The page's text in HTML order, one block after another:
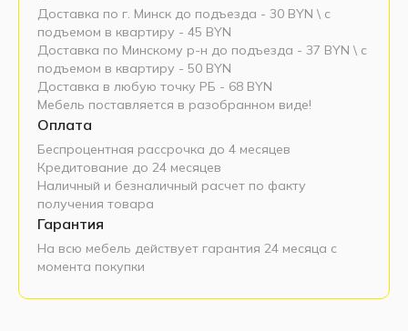
Доставка по г. Минск до подъезда - 30 BYN \ c
подъемом в квартиру - 45 BYN
Доставка по Минскому р-н до подъезда - 37 BYN \ c
подъемом в квартиру - 50 BYN
Доставка в любую точку РБ - 68 BYN
Мебель поставляется в разобранном виде!
Оплата
Беспроцентная рассрочка до 4 месяцев
Кредитование до 24 месяцев
Наличный и безналичный расчет по факту
получения товара
Гарантия
На всю мебель действует гарантия 24 месяца с
момента покупки